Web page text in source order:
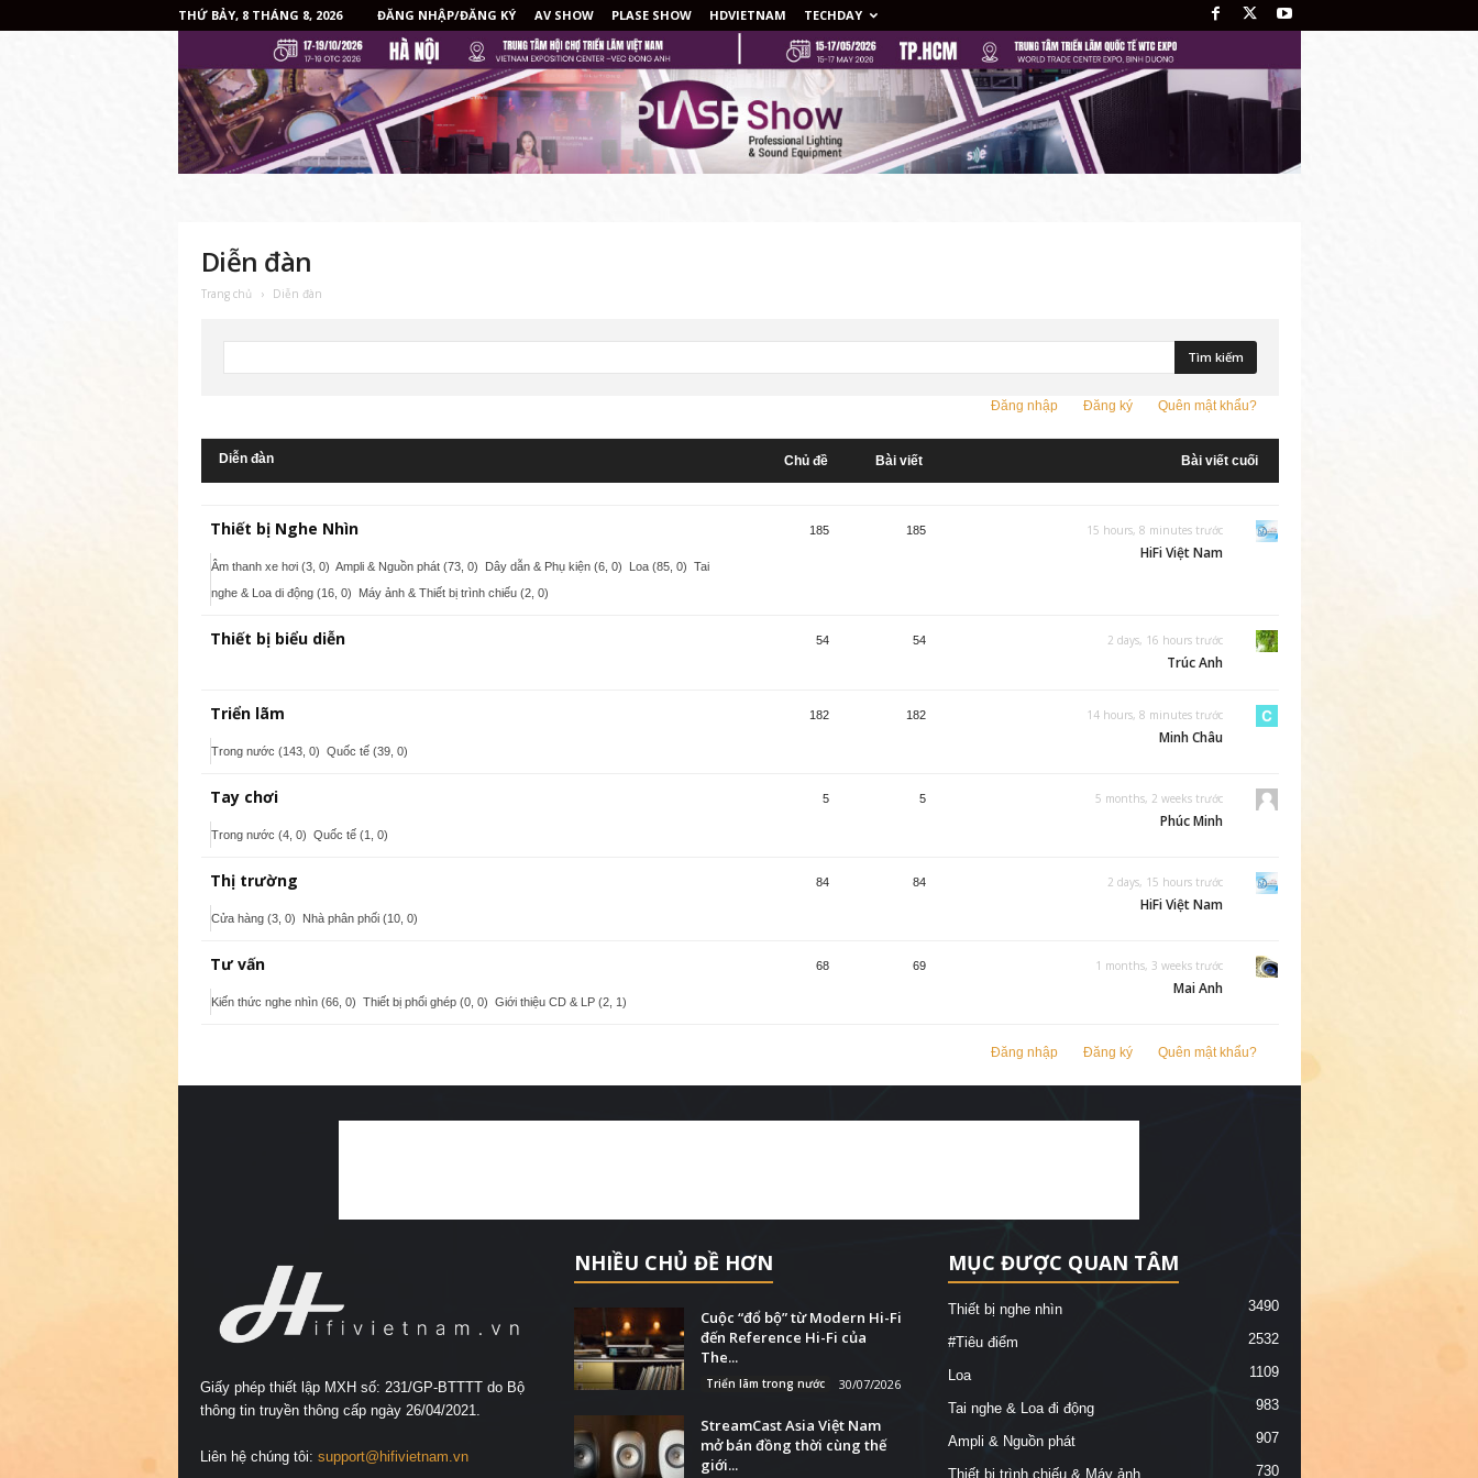
THỨ BẢY, 8 THÁNG 8, 2026 ĐĂNG NHẬP/ĐĂNG KÝ AV SHOW PLASE SHOW HDVIETNAM TECHDAY
Diễn đàn
Trang chủ › Diễn đàn
Đăng nhập Đăng ký Quên mật khẩu?
Diễn đàn Chủ đề Bài viết Bài viết cuối
Thiết bị Nghe Nhìn
Âm thanh xe hơi (3, 0) Ampli & Nguồn phát (73, 0) Dây dẫn & Phụ kiện (6, 0) Loa (85, 0) Tai
nghe & Loa di động (16, 0)
Máy ảnh & Thiết bị trình chiếu (2, 0)
185 185 15 hours, 8 minutes trước
HiFi Việt Nam
Thiết bị biểu diễn 54 54 2 days, 16 hours trước
Trúc Anh
Triển lãm
Trong nước (143, 0) Quốc tế (39, 0)
182 182 14 hours, 8 minutes trước
Minh Châu
Tay chơi
Trong nước (4, 0) Quốc tế (1, 0)
5 5 5 months, 2 weeks trước
Phúc Minh
Thị trường
Cửa hàng (3, 0) Nhà phân phối (10, 0)
84 84 2 days, 15 hours trước
HiFi Việt Nam
Tư vấn
Kiến thức nghe nhìn (66, 0) Thiết bị phối ghép (0, 0) Giới thiệu CD & LP (2, 1)
68 69 1 months, 3 weeks trước
Mai Anh
Đăng nhập Đăng ký Quên mật khẩu?
Giấy phép thiết lập MXH số: 231/GP-BTTTT do Bộ
thông tin truyền thông cấp ngày 26/04/2021.
Liên hệ chúng tôi: support@hifivietnam.vn
NHIỀU CHỦ ĐỀ HƠN
Cuộc “đổ bộ” từ Modern Hi-Fi
đến Reference Hi-Fi của
The...
Triển lãm trong nước 30/07/2026
StreamCast Asia Việt Nam
mở bán đồng thời cùng thế
giới...
MỤC ĐƯỢC QUAN TÂM
Thiết bị nghe nhìn 3490
#Tiêu điểm 2532
Loa 1109
Tai nghe & Loa đi động 983
Ampli & Nguồn phát 907
Thiết bị trình chiếu & Máy ảnh 730